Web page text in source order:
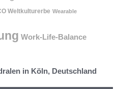
Weltkulturerbe Wearable
Work-Life-Balance
in Köln, Deutschland